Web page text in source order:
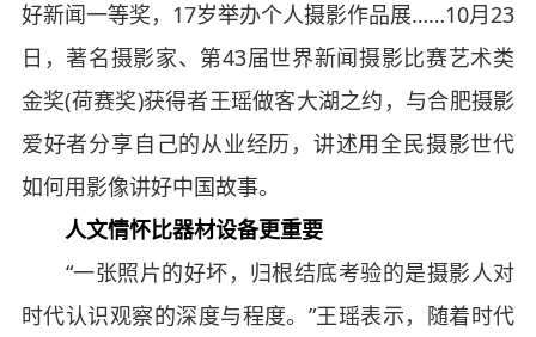
好新闻一等奖，17岁举办个人摄影作品展……10月23
日，著名摄影家、第43届世界新闻摄影比赛艺术类
金奖(荷赛奖)获得者王瑶做客大湖之约，与合肥摄影
爱好者分享自己的从业经历，讲述用全民摄影世代
如何用影像讲好中国故事。
人文情怀比器材设备更重要
“一张照片的好坏，归根结底考验的是摄影人对
时代认识观察的深度与程度。”王瑶表示，随着时代